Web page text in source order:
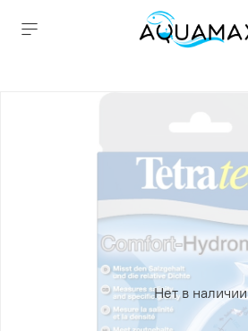
Нет в наличии